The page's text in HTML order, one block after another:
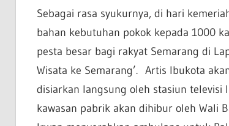
Sebagai rasa syukurnya, di hari
bahan kebutuhan pokok kepada 1000
pesta besar bagi rakyat Semarang di
Wisata ke Semarang’. Artis Ibukota
disiarkan langsung oleh stasiun
kawasan pabrik akan dihibur oleh Wali